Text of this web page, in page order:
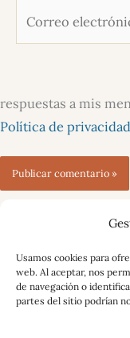
Usamos cookies para
web. Al aceptar, nos
de navegación o
partes del sitio podrían
respuestas a mis
Política de privacidad
Organiza tu
Política de